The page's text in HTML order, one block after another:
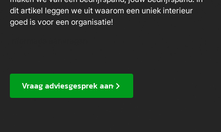
dit artikel leggen we uit waarom een uniek interieur
goed is voor een organisatie!
Vraag adviesgesprek aan